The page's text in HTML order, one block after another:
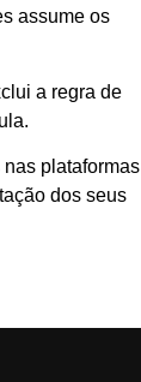
assume os
a regra de
plataformas
dos seus